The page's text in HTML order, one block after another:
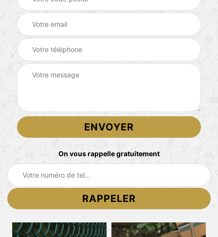
On vous rappelle gratuitement